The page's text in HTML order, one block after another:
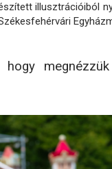
illusztrációiból